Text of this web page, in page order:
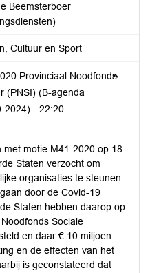
Beemsterboer
Cultuur en Sport
Provinciaal Noodfonds
(PNSI) (B-agenda
2024) - 22:20
met motie M41-2020 op 18
Staten verzocht om
organisaties te steunen
door de Covid-19
Staten hebben daarop op
Sociale
en daar € 10 miljoen
en de effecten van het
is geconstateerd dat